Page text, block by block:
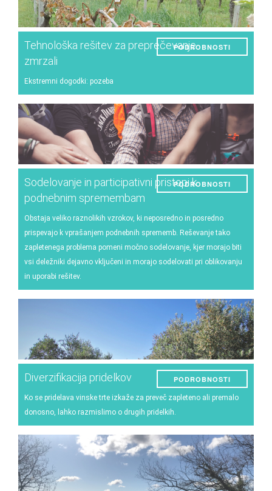
Enološke tehnike
Upravljanje meteoroloških dogodkov
Tehnološka rešitev za preprečevanje
zmrzali
Ekstremni dogodki: pozeba
PODROBNOSTI
Sodelovanje in participativni pristopi k
podnebnim spremembam
Obstaja veliko raznolikih vzrokov, ki neposredno in posredno
prispevajo k vprašanjem podnebnih sprememb. Reševanje tako
zapletenega problema pomeni močno sodelovanje, kjer morajo biti
vsi deležniki dejavno vključeni in morajo sodelovati pri oblikovanju
in uporabi rešitev.
PODROBNOSTI
Diverzifikacija pridelkov
Ko se pridelava vinske trte izkaže za preveč zapleteno ali premalo
donosno, lahko razmislimo o drugih pridelkih.
PODROBNOSTI